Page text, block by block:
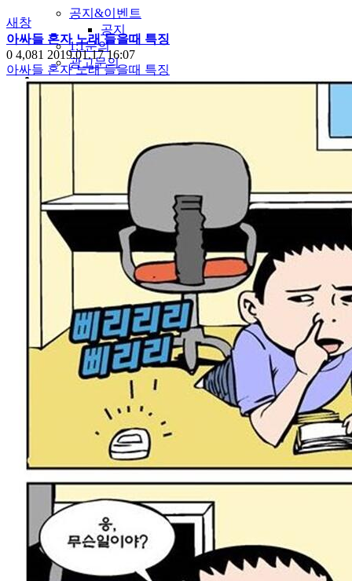
공지&이벤트
공지
1:1문의
광고문의
새창
아싸들 혼자 노래 들을때 특징
0 4,081 2019.01.17 16:07
아싸들 혼자 노래 들을때 특징